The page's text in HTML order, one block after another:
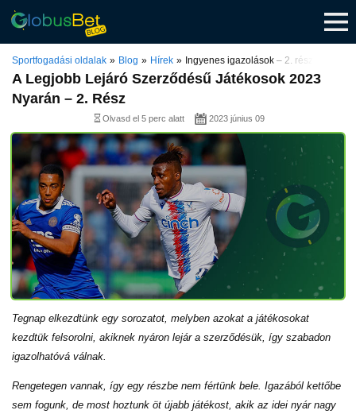
Skip
content
Sportfogadási oldalak Blog Hírek Ingyenes igazolások – 2. rész
A Legjobb Lejáró Szerződésű Játékosok 2023
Nyarán – 2. Rész
Olvasd el 5 perc alatt 2023 június 09
Tegnap elkezdtünk egy sorozatot, melyben azokat a játékosokat
kezdtük felsorolni, akiknek nyáron lejár a szerződésük, így szabadon
igazolhatóvá válnak.
Rengetegen vannak, így egy részbe nem fértünk bele. Igazából kettőbe
sem fogunk, de most hoztunk öt újabb játékost, akik az idei nyár nagy